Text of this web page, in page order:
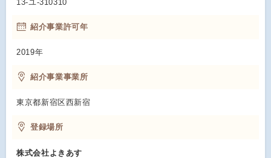
13-ユ-310310
紹介事業許可年
2019年
紹介事業事業所
東京都新宿区西新宿
登録場所
株式会社よきあす